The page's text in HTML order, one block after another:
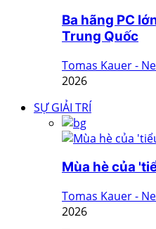
Ba hãng PC
Trung Quốc
Tomas Kauer -
2026
SỰ GIẢI TRÍ
Mùa hè của
Tomas Kauer -
2026